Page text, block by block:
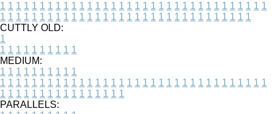
1 1 1 1 1 1 1 1 1 1 1 1 1 1 1 1 1 1 1 1 1 1 1 1 1 1 1 1 1 1 1 1 1 1
1 1 1 1 1 1 1 1 1 1 1 1 1 1 1 1 1 1 1 1 1 1 1 1 1 1 1 1 1 1 1 1
CUTTLY OLD:
1
1 1 1 1 1 1 1 1 1 1
MEDIUM:
1 1 1 1 1 1 1 1 1 1
1 1 1 1 1 1 1 1 1 1 1 1 1 1 1 1 1 1 1 1 1 1 1 1 1 1 1 1 1 1 1 1 1 1
1 1 1 1 1 1 1 1 1 1 1 1 1 1 1 1
PARALLELS: